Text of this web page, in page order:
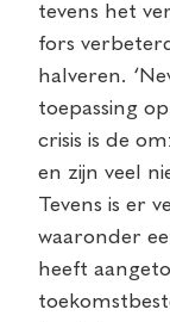
tevens het
fors
halveren.
toepassing
crisis is de
en zijn veel
Tevens is er
waaronder
heeft